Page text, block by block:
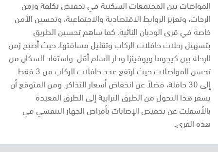
المواصات بين المجتمعات السكنية في تخفيض تكلفة وزمن
الرحات، وتعزيز الروابط الاقتصادية والاجتماعية، وتحسين الأمن
خاصةً في قرى الوديان النائية. كما ساهم تحسين الطريق
بتسهيل رحلات حافلات الركاب وتقليل مسافتها، حيث أصبح زمن
الرحلة بين كيجوما ويوفينزا ودار السام أقل. واستفاد السكان من
تحسن المواصلات حيث ارتفع عدد حافلات الركاب من 3 فقط
إلى 30 حافلة، فضلاً عن انخفاض أسعار التذاكر. ومن المتوقع أن
يسفر هذا التحول من الطرق الترابية إلى الطرق المعبدة
بالأسفلت عن تخفيض الإصابات بأمراض الجهاز التنفسي في
هذه القرى.